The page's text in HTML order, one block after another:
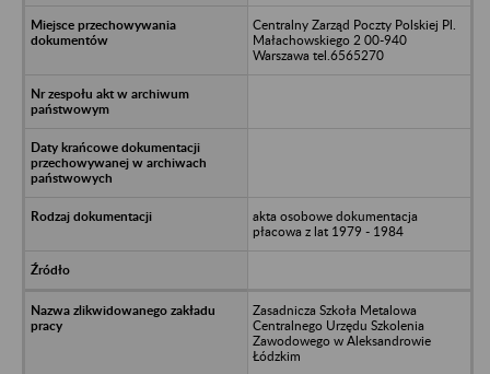
Centralny Zarząd Poczty Polskiej Pl.
Małachowskiego 2 00-940
Warszawa tel.6565270
akta osobowe dokumentacja
płacowa z lat 1979 - 1984
Zasadnicza Szkoła Metalowa
Centralnego Urzędu Szkolenia
Zawodowego w Aleksandrowie
Łódzkim